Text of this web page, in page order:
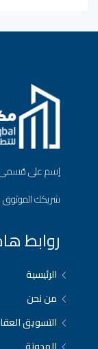
إسم على
شريكك الموثوق
روابط
الرئيسية
من نحن
التسويق